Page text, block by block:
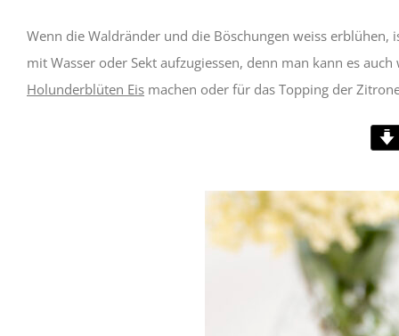
Wenn die Waldränder und die Böschungen weiss
mit Wasser oder Sekt aufzugiessen, denn man kann es
Holunderblüten Eis machen oder für das Topping der